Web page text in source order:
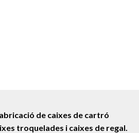
de caixes de cartró
troquelades i caixes de regal.